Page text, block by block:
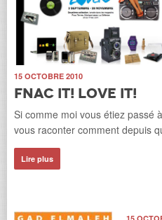
15 OCTOBRE 2010
Fnac it! Love it!
Si comme moi vous étiez passé
vous raconter comment depuis
Lire plus